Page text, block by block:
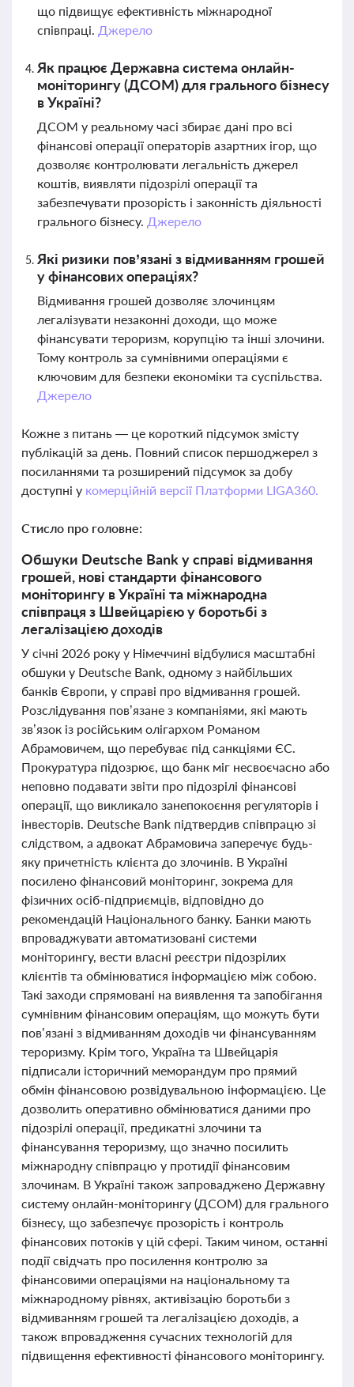
що підвищує ефективність міжнародної
співпраці. Джерело
Як працює Державна система онлайн-
моніторингу (ДСОМ) для грального бізнесу
в Україні?
ДСОМ у реальному часі збирає дані про всі
фінансові операції операторів азартних ігор, що
дозволяє контролювати легальність джерел
коштів, виявляти підозрілі операції та
забезпечувати прозорість і законність діяльності
грального бізнесу. Джерело
Які ризики пов’язані з відмиванням грошей
у фінансових операціях?
Відмивання грошей дозволяє злочинцям
легалізувати незаконні доходи, що може
фінансувати тероризм, корупцію та інші злочини.
Тому контроль за сумнівними операціями є
ключовим для безпеки економіки та суспільства.
Джерело
Кожне з питань — це короткий підсумок змісту
публікацій за день. Повний список першоджерел з
посиланнями та розширений підсумок за добу
доступні у комерційній версії Платформи LIGA360.
Стисло про головне:
Обшуки Deutsche Bank у справі відмивання
грошей, нові стандарти фінансового
моніторингу в Україні та міжнародна
співпраця з Швейцарією у боротьбі з
легалізацією доходів
У січні 2026 року у Німеччині відбулися масштабні
обшуки у Deutsche Bank, одному з найбільших
банків Європи, у справі про відмивання грошей.
Розслідування пов’язане з компаніями, які мають
зв’язок із російським олігархом Романом
Абрамовичем, що перебуває під санкціями ЄС.
Прокуратура підозрює, що банк міг несвоєчасно або
неповно подавати звіти про підозрілі фінансові
операції, що викликало занепокоєння регуляторів і
інвесторів. Deutsche Bank підтвердив співпрацю зі
слідством, а адвокат Абрамовича заперечує будь-
яку причетність клієнта до злочинів. В Україні
посилено фінансовий моніторинг, зокрема для
фізичних осіб-підприємців, відповідно до
рекомендацій Національного банку. Банки мають
впроваджувати автоматизовані системи
моніторингу, вести власні реєстри підозрілих
клієнтів та обмінюватися інформацією між собою.
Такі заходи спрямовані на виявлення та запобігання
сумнівним фінансовим операціям, що можуть бути
пов’язані з відмиванням доходів чи фінансуванням
тероризму. Крім того, Україна та Швейцарія
підписали історичний меморандум про прямий
обмін фінансовою розвідувальною інформацією. Це
дозволить оперативно обмінюватися даними про
підозрілі операції, предикатні злочини та
фінансування тероризму, що значно посилить
міжнародну співпрацю у протидії фінансовим
злочинам. В Україні також запроваджено Державну
систему онлайн-моніторингу (ДСОМ) для грального
бізнесу, що забезпечує прозорість і контроль
фінансових потоків у цій сфері. Таким чином, останні
події свідчать про посилення контролю за
фінансовими операціями на національному та
міжнародному рівнях, активізацію боротьби з
відмиванням грошей та легалізацією доходів, а
також впровадження сучасних технологій для
підвищення ефективності фінансового моніторингу.